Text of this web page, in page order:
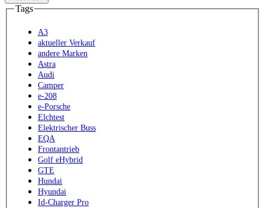
Tags
A3
aktueller Verkauf
andere Marken
Astra
Audi
Camper
e-208
e-Porsche
Elchtest
Elektrischer Buss
EQA
Frontantrieb
Golf eHybrid
GTE
Hundai
Hyundai
Id-Charger Pro